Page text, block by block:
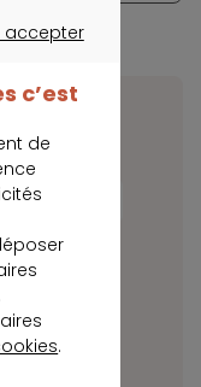
accepter
c’est
de
.